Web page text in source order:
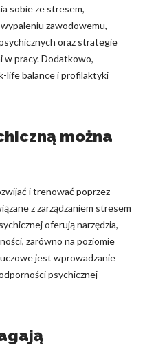
sobie ze stresem,
zawodowemu,
oraz strategie
w pracy. Dodatkowo,
life balance i profilaktyki
można
i trenować poprzez
z zarządzaniem stresem
oferują narzędzia,
zarówno na poziomie
jest wprowadzanie
psychicznej